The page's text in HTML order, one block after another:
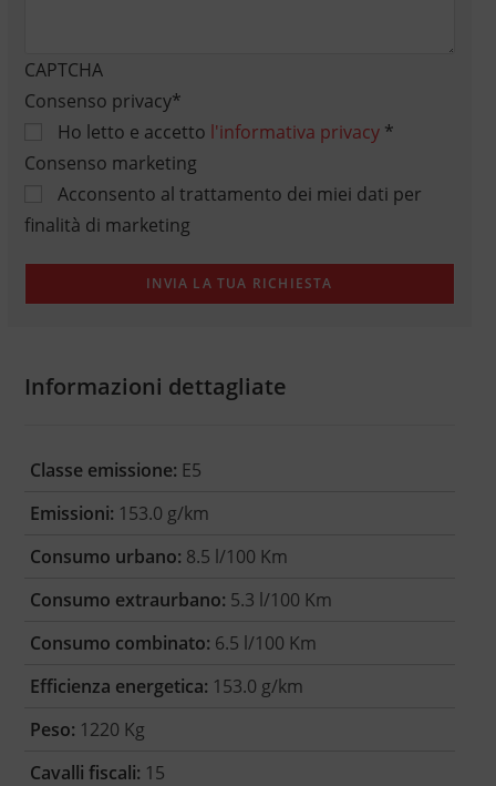
CAPTCHA
Consenso privacy*
Ho letto e accetto l'informativa privacy*
Consenso marketing
Acconsento al trattamento dei miei dati per
finalità di marketing
Informazioni dettagliate
Classe emissione: E5
Emissioni: 153.0 g/km
Consumo urbano: 8.5 l/100 Km
Consumo extraurbano: 5.3 l/100 Km
Consumo combinato: 6.5 l/100 Km
Efficienza energetica: 153.0 g/km
Peso: 1220 Kg
Cavalli fiscali: 15